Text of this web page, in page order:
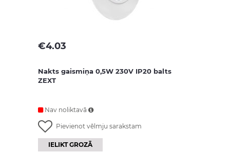
€4.03
Nakts gaismiņa 0,5W 230V IP20 balts
ZEXT
Nav noliktavā
Pievienot vēlmju sarakstam
IELIKT GROZĀ